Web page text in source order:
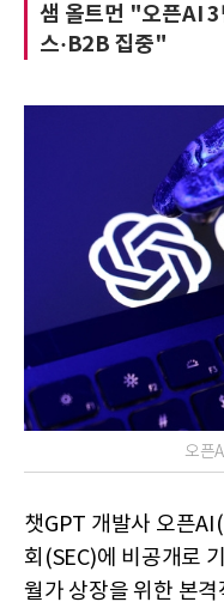
샘 올트먼 "오픈AI 3
스·B2B 집중"
오픈
챗GPT 개발사 오픈
회(SEC)에 비공개로
월가 상장을 위한 본